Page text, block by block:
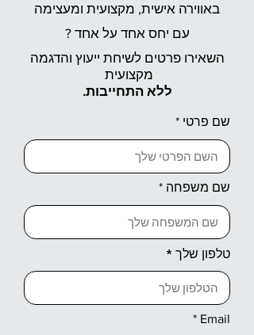
באווירה אישית, מקצועית ומעצימה
עם יחס אחד על אחד ?
השאירו פרטים לשיחת ייעוץ והדגמה
מקצועית
ללא התחייבות.
שם פרטי
שם משפחה
טלפון שלך
Email